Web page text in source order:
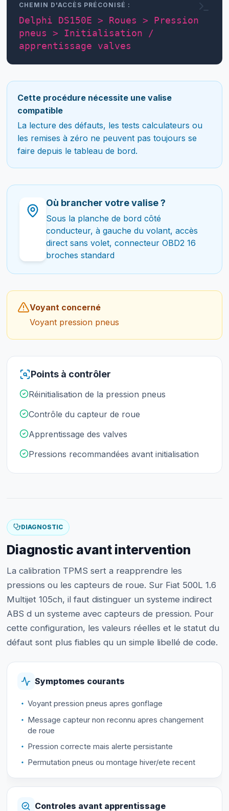
CHEMIN D'ACCÈS PRÉCONISÉ :
Delphi DS150E > Roues > Pression
pneus > Initialisation /
apprentissage valves
Cette procédure nécessite une valise
compatible
La lecture des défauts, les tests calculateurs ou
les remises à zéro ne peuvent pas toujours se
faire depuis le tableau de bord.
Où brancher votre valise ?
Sous la planche de bord côté
conducteur, à gauche du volant, accès
direct sans volet, connecteur OBD2 16
broches standard
Voyant concerné
Voyant pression pneus
Points à contrôler
Réinitialisation de la pression pneus
Contrôle du capteur de roue
Apprentissage des valves
Pressions recommandées avant initialisation
DIAGNOSTIC
Diagnostic avant intervention
La calibration TPMS sert a reapprendre les
pressions ou les capteurs de roue. Sur Fiat 500L 1.6
Multijet 105ch, il faut distinguer un systeme indirect
ABS d un systeme avec capteurs de pression. Pour
cette configuration, les valeurs réelles et le statut du
défaut sont plus fiables qu un simple libellé de code.
Symptomes courants
Voyant pression pneus apres gonflage
Message capteur non reconnu apres changement
de roue
Pression correcte mais alerte persistante
Permutation pneus ou montage hiver/ete recent
Controles avant apprentissage